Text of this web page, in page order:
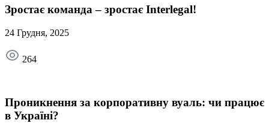
Зростає команда – зростає Interlegal!
24 Грудня, 2025
264
Проникнення за корпоративну вуаль: чи працює
в Україні?